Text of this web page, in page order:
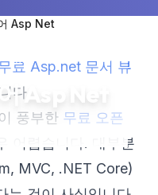
Asp Net
•1 min read
Asp Net
료 Asp.net 문서 뷰
다.
풍부한 무료 오픈
어렵습니다. 대부분
MVC, .NET Core)